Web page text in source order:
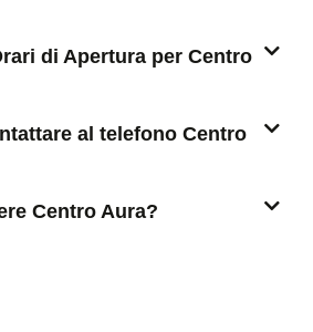
di Apertura per Centro
al telefono Centro
Centro Aura?